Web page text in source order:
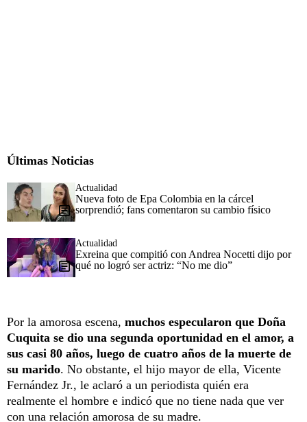
Últimas Noticias
Actualidad
Nueva foto de Epa Colombia en la cárcel
sorprendió; fans comentaron su cambio físico
Actualidad
Exreina que compitió con Andrea Nocetti dijo por
qué no logró ser actriz: “No me dio”
Por la amorosa escena, muchos especularon que Doña
Cuquita se dio una segunda oportunidad en el amor, a
sus casi 80 años, luego de cuatro años de la muerte de
su marido. No obstante, el hijo mayor de ella, Vicente
Fernández Jr., le aclaró a un periodista quién era
realmente el hombre e indicó que no tiene nada que ver
con una relación amorosa de su madre.